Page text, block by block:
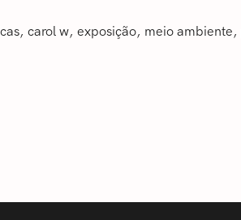
carol w exposição meio ambiente